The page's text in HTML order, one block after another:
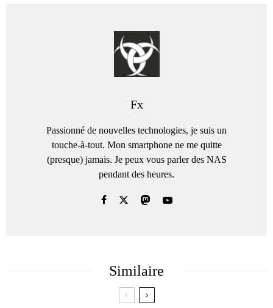
Fx
Passionné de nouvelles technologies, je suis un
touche-à-tout. Mon smartphone ne me quitte
(presque) jamais. Je peux vous parler des NAS
pendant des heures.
Similaire